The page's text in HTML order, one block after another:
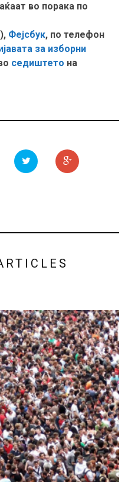
во порака по
Фејсбук, по телефон
за изборни
седиштето на